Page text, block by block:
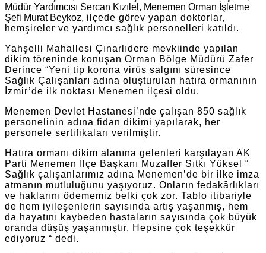
Müdür Yardımcısı Sercan Kızılel, Menemen Orman İşletme
Şefi Murat Beykoz, ilçede görev yapan doktorlar,
hemşireler ve yardımcı sağlık personelleri katıldı.
Yahşelli Mahallesi Çınarlıdere mevkiinde yapılan
dikim töreninde konuşan Orman Bölge Müdürü Zafer
Derince “Yeni tip korona virüs salgını süresince
Sağlık Çalışanları adına oluşturulan hatıra ormanının
İzmir’de ilk noktası Menemen ilçesi oldu.
Menemen Devlet Hastanesi’nde çalışan 850 sağlık
personelinin adına fidan dikimi yapılarak, her
personele sertifikaları verilmiştir.
Hatıra ormanı dikim alanına gelenleri karşılayan AK
Parti Menemen İlçe Başkanı Muzaffer Sıtkı Yüksel “
Sağlık çalışanlarımız adına Menemen’de bir ilke imza
atmanın mutluluğunu yaşıyoruz. Onların fedakârlıkları
ve haklarını ödememiz belki çok zor. Tablo itibariyle
de hem iyileşenlerin sayısında artış yaşanmış, hem
da hayatını kaybeden hastaların sayısında çok büyük
oranda düşüş yaşanmıştır. Hepsine çok teşekkür
ediyoruz “ dedi.